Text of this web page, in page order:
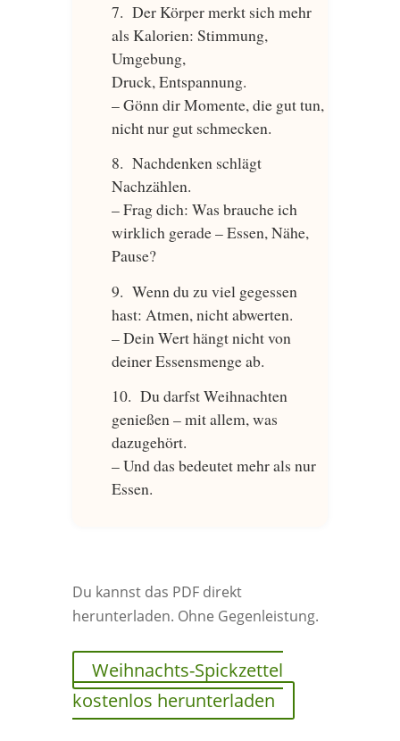
Der Körper merkt sich mehr
als Kalorien: Stimmung,
Umgebung,
Druck, Entspannung.
– Gönn dir Momente, die gut tun,
nicht nur gut schmecken.
Nachdenken schlägt
Nachzählen.
– Frag dich: Was brauche ich
wirklich gerade – Essen, Nähe,
Pause?
Wenn du zu viel gegessen
hast: Atmen, nicht abwerten.
– Dein Wert hängt nicht von
deiner Essensmenge ab.
Du darfst Weihnachten
genießen – mit allem, was
dazugehört.
– Und das bedeutet mehr als nur
Essen.
Du kannst das PDF direkt
herunterladen. Ohne Gegenleistung.
Weihnachts-Spickzettel
kostenlos herunterladen